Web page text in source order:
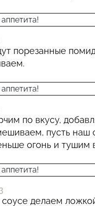
порезанные
по вкусу,
пусть наш
огонь и тушим
делаем